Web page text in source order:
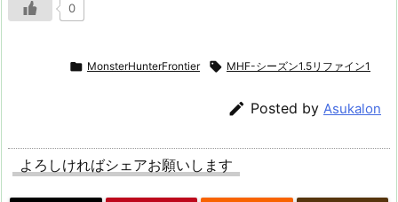
0
 MonsterHunterFrontier  MHF-シーズン1.5リファイン1
 Posted by Asukalon
よろしければシェアお願いします